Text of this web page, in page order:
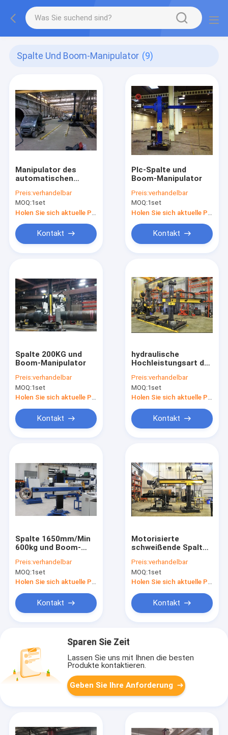
Spalte Und Boom-Manipulator (9)
Manipulator des
automatischen
Preis:verhandelbar
MOQ:1set
Kontakt
Plc-Spalte und
Boom-Manipulator
Preis:verhandelbar
MOQ:1set
Kontakt
Spalte 200KG und
Boom-Manipulator
Preis:verhandelbar
MOQ:1set
Kontakt
hydraulische
Hochleistungsart der
des Boom-
Manipulator
Preis:verhandelbar
MOQ:1set
Kontakt
Spalte 1650mm/Min
600kg und Boom-
ISO9000
genehmigten
Preis:verhandelbar
MOQ:1set
Holen Sie sich aktuelle Preis
Kontakt
Motorisierte
schweißende Spalte
Manipulator 100-
1200mm/Min VFD
Preis:verhandelbar
MOQ:1set
Holen Sie sich aktuelle Preis
Kontakt
Sparen Sie Zeit
Lassen Sie uns mit Ihnen die besten
Produkte kontaktieren.
Geben Sie Ihre Anforderung